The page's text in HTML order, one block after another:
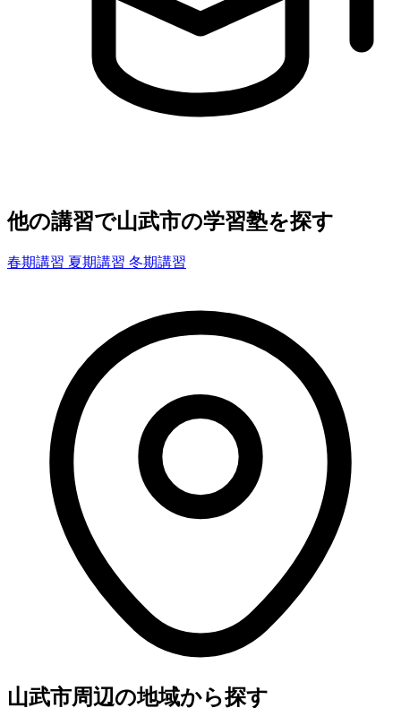
他の講習で山武市の学習塾を探す
春期講習 夏期講習 冬期講習
山武市周辺の地域から探す